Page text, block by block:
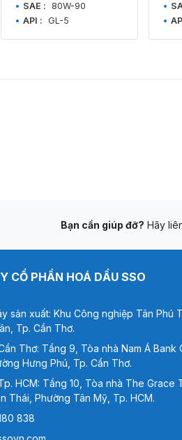
SAE :
80W-90
API :
GL-5
Bạn cần giúp đỡ? Hãy
CỔ PHẦN HOÁ DẦU SSO
sản xuất: Khu Công nghiệp Tân Phú
Tp. Cần Thơ.
Thơ: Tầng 9, Tòa nhà Nam Á Bank
Hưng Phú, Tp. Cần Thơ.
HCM: Tầng 10, Tòa nhà The Grace
Thái, Phường Tân Mỹ, Tp. HCM.
838